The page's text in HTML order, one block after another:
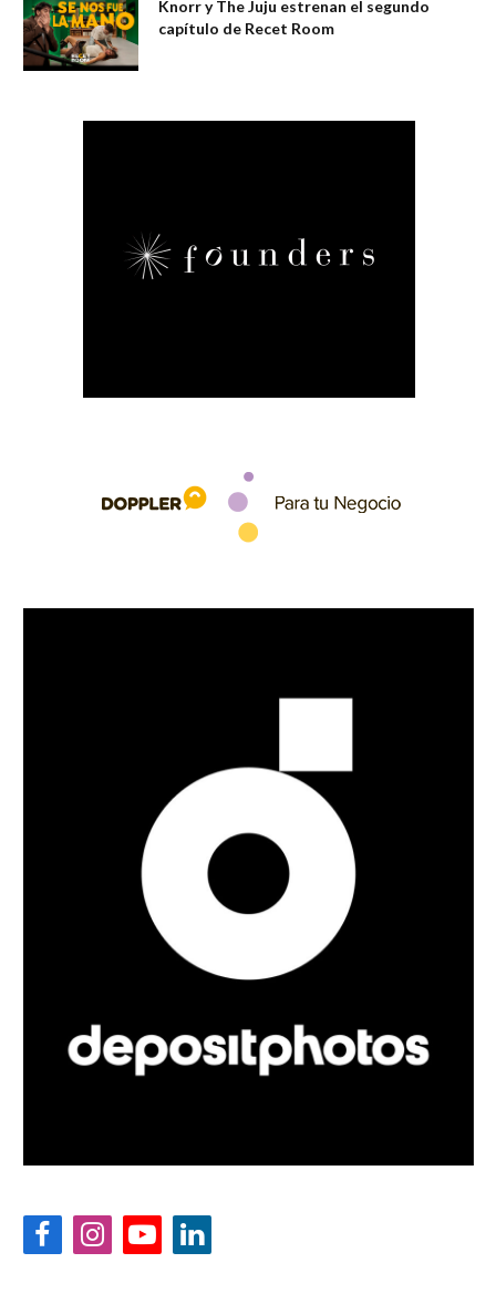
Knorr y The Juju estrenan el segundo
capítulo de Recet Room
FacebookInstagramYouTubeLinkedIn